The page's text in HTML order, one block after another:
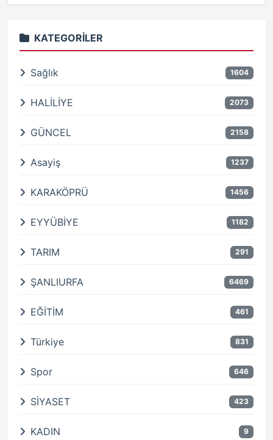
KATEGORILER
Sağlık 1604
HALİLİYE 2073
GÜNCEL 2158
Asayiş 1237
KARAKÖPRÜ 1456
EYYÜBİYE 1182
TARIM 291
ŞANLIURFA 6469
EĞİTİM 461
Türkiye 831
Spor 646
SİYASET 423
KADIN 9